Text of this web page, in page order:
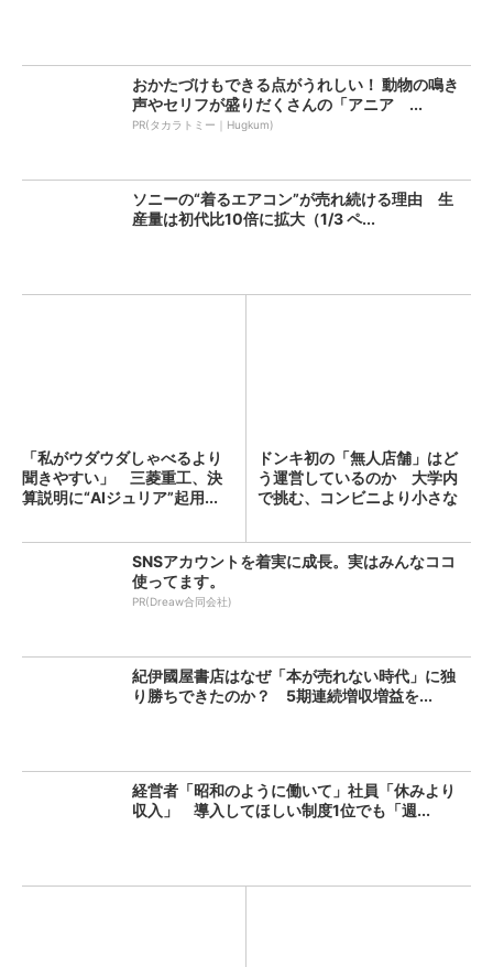
おかたづけもできる点がうれしい！ 動物の鳴き
声やセリフが盛りだくさんの「アニア ...
PR(タカラトミー｜Hugkum)
ソニーの“着るエアコン”が売れ続ける理由 生
産量は初代比10倍に拡大（1/3 ペ...
「私がウダウダしゃべるより
聞きやすい」 三菱重工、決
算説明に“AIジュリア”起用...
ドンキ初の「無人店舗」はど
う運営しているのか 大学内
で挑む、コンビニより小さな
SNSアカウントを着実に成長。実はみんなココ
使ってます。
PR(Dreaw合同会社)
紀伊國屋書店はなぜ「本が売れない時代」に独
り勝ちできたのか？ 5期連続増収増益を...
経営者「昭和のように働いて」社員「休みより
収入」 導入してほしい制度1位でも「週...